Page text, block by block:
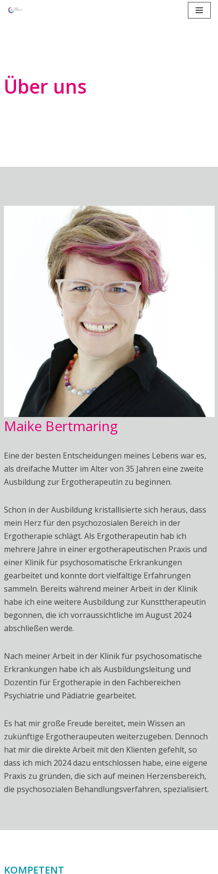
Über uns
Maike Bertmaring
Eine der besten Entscheidungen meines Lebens war es,
als dreifache Mutter im Alter von 35 Jahren eine zweite
Ausbildung zur Ergotherapeutin zu beginnen.
Schon in der Ausbildung kristallisierte sich heraus, dass
mein Herz für den psychozosialen Bereich in der
Ergotherapie schlägt. Als Ergotherapeutin hab ich
mehrere Jahre in einer ergotherapeutischen Praxis und
einer Klinik für psychosomatische Erkrankungen
gearbeitet und konnte dort vielfältige Erfahrungen
sammeln. Bereits während meiner Arbeit in der Klinik
habe ich eine weitere Ausbildung zur Kunsttherapeutin
begonnen, die ich vorraussichtliche im August 2024
abschließen werde.
Nach meiner Arbeit in der Klinik für psychosomatische
Erkrankungen habe ich als Ausbildungsleitung und
Dozentin für Ergotherapie in den Fachbereichen
Psychiatrie und Pädiatrie gearbeitet.
Es hat mir große Freude bereitet, mein Wissen an
zukünftige Ergotheraupeuten weiterzugeben. Dennoch
hat mir die direkte Arbeit mit den Klienten gefehlt, so
dass ich mich 2024 dazu entschlossen habe, eine eigene
Praxis zu gründen, die sich auf meinen Herzensbereich,
die psychosozialen Behandlungsverfahren, spezialisiert.
KOMPETENT